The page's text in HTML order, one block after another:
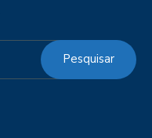
Pesquisar